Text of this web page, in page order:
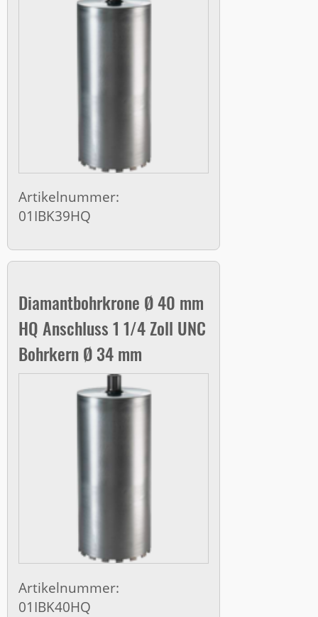
Artikelnummer:
01IBK39HQ
Diamantbohrkrone Ø 40 mm
HQ Anschluss 1 1/4 Zoll UNC
Bohrkern Ø 34 mm
Artikelnummer:
01IBK40HQ